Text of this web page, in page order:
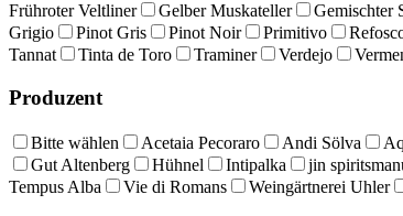
Frühroter Veltliner
Gelber Muskateller Gemischter
Grigio
Pinot Gris Pinot Noir Primitivo
Tannat
Tinta de Toro Traminer Verdejo
Produzent
Bitte wählen Acetaia Pecoraro Andi Sölva
Gut Altenberg
Hühnel Intipalka jin
Tempus Alba
Vie di Romans Weingärtnerei Uhler